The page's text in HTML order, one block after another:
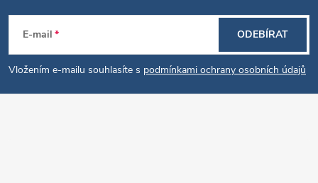
Z
á
p
E-mail
Vložením e-mailu souhlasíte s podmínkami ochrany osobních údajů
ODEBÍRAT